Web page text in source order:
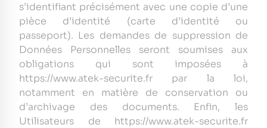
s’identifiant précisément avec une copie d’une
pièce d’identité (carte d’identité ou
passeport). Les demandes de suppression de
Données Personnelles seront soumises aux
obligations qui sont imposées à
https://www.atek-securite.fr par la loi,
notamment en matière de conservation ou
d’archivage des documents. Enfin, les
Utilisateurs de https://www.atek-securite.fr